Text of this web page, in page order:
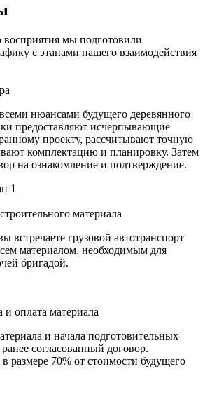
восприятия мы подготовили
с этапами нашего взаимодействия
нюансами будущего деревянного
предоставляют исчерпывающие
проекту, рассчитывают точную
комплектацию и планировку. Затем
на ознакомление и подтверждение.
1
материала
встречаете грузовой автотранспорт
материалом, необходимым для
бригадой.
оплата материала
и начала подготовительных
согласованный договор.
размере 70% от стоимости будущего